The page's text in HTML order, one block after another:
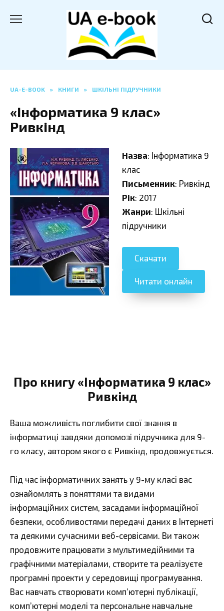
UA-E-BOOK » КНИГИ » ШКІЛЬНІ ПІДРУЧНИКИ
«Інформатика 9 клас»
Ривкінд
Назва: Інформатика 9
клас
Письменник: Ривкінд
Рік: 2017
Жанри: Шкільні
підручники
Скачати
Читати онлайн
Про книгу «Інформатика 9 клас»
Ривкінд
Ваша можливість поглибити свої знання в
інформатиці завдяки допомозі підручника для 9-
го класу, автором якого є Ривкінд, продовжується.
Під час інформатичних занять у 9-му класі вас
ознайомлять з поняттями та видами
інформаційних систем, засадами інформаційної
безпеки, особливостями передачі даних в Інтернеті
та деякими сучасними веб-сервісами. Ви також
продовжите працювати з мультимедійними та
графічними матеріалами, створите та реалізуєте
програмні проекти у середовищі програмування.
Вас навчать створювати комп’ютерні публікації,
комп’ютерні моделі та персональне навчальне